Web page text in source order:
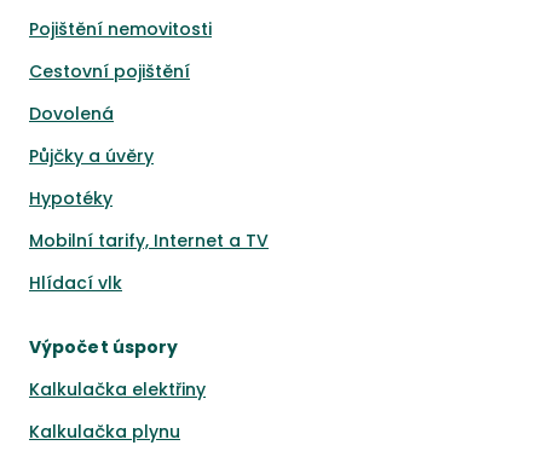
Pojištění nemovitosti
Cestovní pojištění
Dovolená
Půjčky a úvěry
Hypotéky
Mobilní tarify, Internet a TV
Hlídací vlk
Výpočet úspory
Kalkulačka elektřiny
Kalkulačka plynu